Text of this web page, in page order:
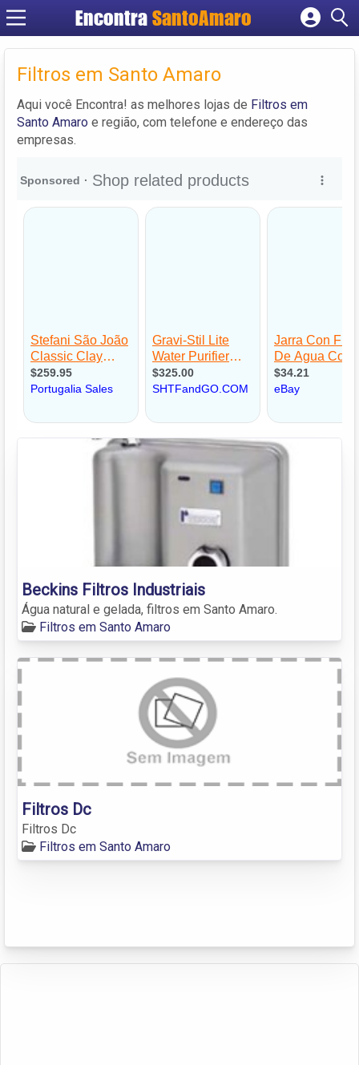
Encontra SantoAmaro
Cadastrar empresa
Criar conta
Filtros em Santo Amaro
Aqui você Encontra! as melhores lojas de Filtros em
Santo Amaro e região, com telefone e endereço das
empresas.
Beckins Filtros Industriais
Água natural e gelada, filtros em Santo Amaro.
Filtros em Santo Amaro
Filtros Dc
Filtros Dc
Filtros em Santo Amaro